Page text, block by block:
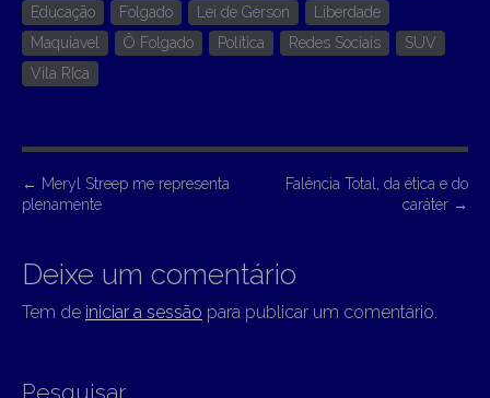
Educação
Folgado Lei de Gérson
Liberdade
Maquiavel
Ô Folgado Política Redes Sociais
SUV
Vila RIca
P
o
t
n
← Meryl Streep me representa
plenamente
Falência Total, da ética e do
caráter →
Deixe um comentário
Tem de iniciar a sessão para publicar um comentário.
Pesquisar